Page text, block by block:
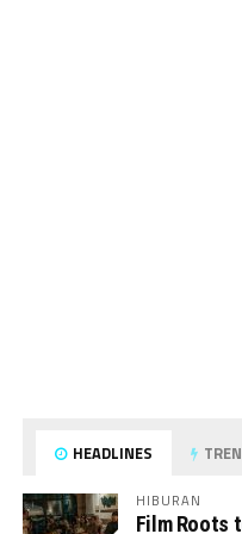
HEADLINES
HIBURAN
Film Roots